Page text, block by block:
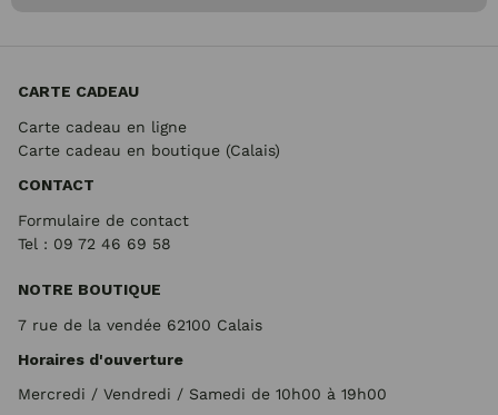
CARTE CADEAU
Carte cadeau en ligne
Carte cadeau en boutique (Calais)
CONTACT
Formulaire de contact
Tel : 09 72 46 69 58
NOTRE BOUTIQUE
7 rue de la vendée 62100 Calais
Horaires d'ouverture
Mercredi / Vendredi / Samedi de 10h00 à 19h00